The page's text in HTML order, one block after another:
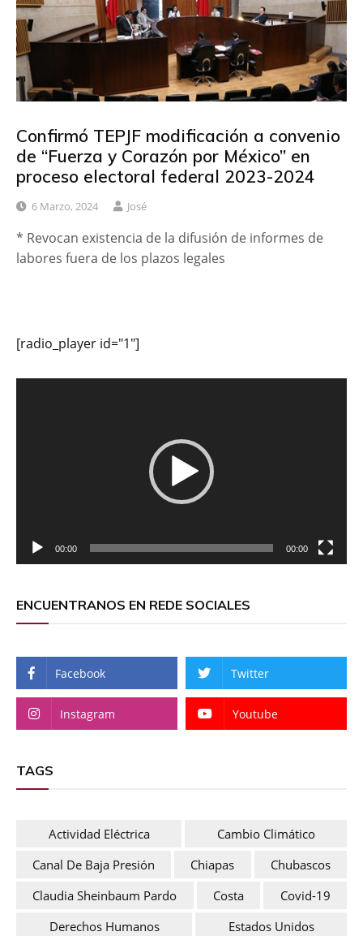
Confirmó TEPJF modificación a convenio
de “Fuerza y Corazón por México” en
proceso electoral federal 2023-2024
6 Marzo, 2024 José
* Revocan existencia de la difusión de informes de
labores fuera de los plazos legales
[radio_player id="1"]
00:00 00:00
ENCUENTRANOS EN REDE SOCIALES
Facebook Twitter
Instagram Youtube
TAGS
Actividad Eléctrica
Cambio Climático
Canal De Baja Presión
Chiapas
Chubascos
Claudia Sheinbaum Pardo
Costa
Covid-19
Derechos Humanos
Estados Unidos